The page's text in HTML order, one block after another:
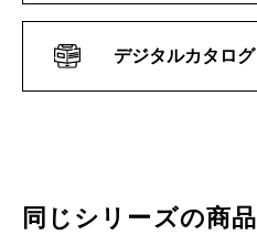
デジタルカタログ
同じシリーズの商品